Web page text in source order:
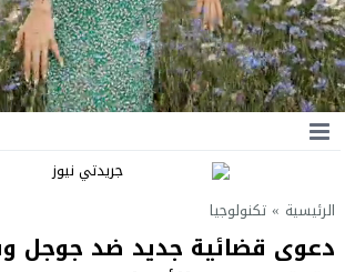
الرئيسية » تكنولوجيا
دعوى قضائية جديد ضد جوجل